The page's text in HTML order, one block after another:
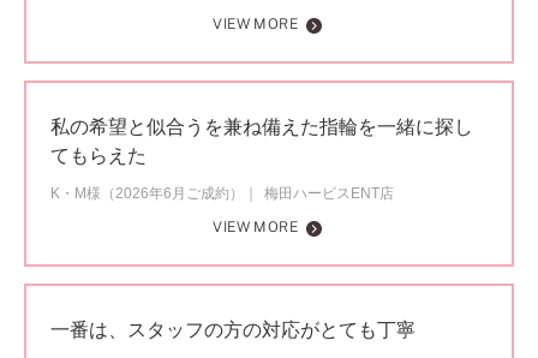
VIEW MORE
私の希望と似合うを兼ね備えた指輪を一緒に探し
てもらえた
K・M様（2026年6月ご成約）
梅田ハービスENT店
VIEW MORE
一番は、スタッフの方の対応がとても丁寧